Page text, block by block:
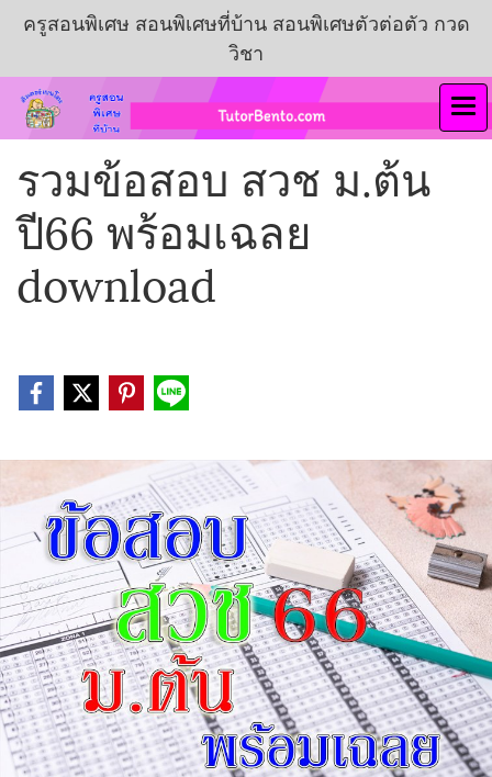
ครูสอนพิเศษ สอนพิเศษที่บ้าน สอนพิเศษตัวต่อตัว กวด
วิชา
รวมข้อสอบ สวช ม.ต้น
ปี66 พร้อมเฉลย
download